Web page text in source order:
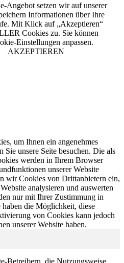
Angebot setzen wir auf unserer
Informationen über Ihre
Mit Klick auf „Akzeptieren“
Cookies zu. Sie können
Einstellungen anpassen.
AKZEPTIEREN
um Ihnen ein angenehmes
unsere Seite besuchen. Die als
werden in Ihrem Browser
unserer Website
wir Cookies von Drittanbietern ein,
analysieren und auswerten
nur mit Ihrer Zustimmung in
die Möglichkeit, diese
von Cookies kann jedoch
unserer Website haben.